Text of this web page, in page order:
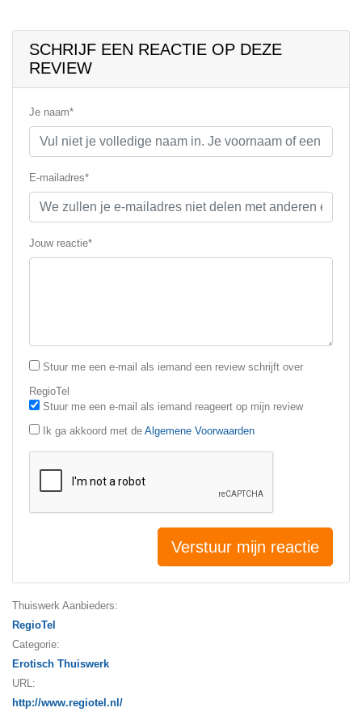
Thuiswerk Aanbieders:
RegioTel
Categorie:
Erotisch Thuiswerk
URL:
http://www.regiotel.nl/
SCHRIJF EEN REACTIE OP DEZE
REVIEW
Je naam*
E-mailadres*
Jouw reactie*
Stuur me een e-mail als iemand een review schrijft over
RegioTel
Stuur me een e-mail als iemand reageert op mijn review
Ik ga akkoord met de Algemene Voorwaarden
Verstuur mijn reactie